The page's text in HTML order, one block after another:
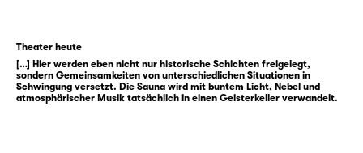
Kai Krösche (Regie) sowie Laura Andreß
(Dramaturgie) wurde zweimal für den
österreichischen Nestroy-Theaterpreis
nominiert sowie zum Impulse Theater Festival
Theater heute
[…] Hier werden eben nicht nur historische Schichten freigelegt,
sondern Gemeinsamkeiten von unterschiedlichen Situationen in
Schwingung versetzt. Die Sauna wird mit buntem Licht, Nebel und
atmosphärischer Musik tatsächlich in einen Geisterkeller verwandelt.